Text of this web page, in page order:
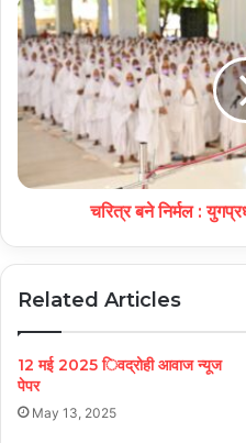
चरित्र बने निर्मल :
Related Articles
12 मई 2025 िवद्रोही आवाज न्यूज
पेपर
May 13, 2025